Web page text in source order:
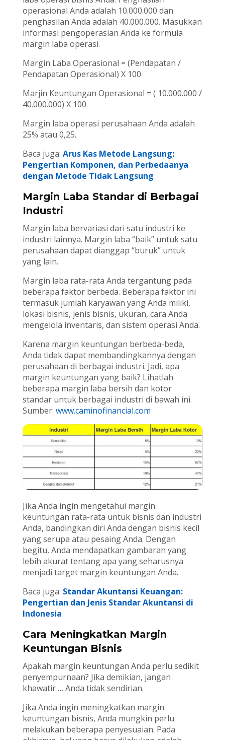
operasional Anda adalah 10.000.000 dan
penghasilan Anda adalah 40.000.000. Masukkan
informasi pengoperasian Anda ke formula
margin laba operasi.
Margin Laba Operasional = (Pendapatan /
Pendapatan Operasional) X 100
Marjin Keuntungan Operasional = ( 10.000.000 /
40.000.000) X 100
Margin laba operasi perusahaan Anda adalah
25% atau 0,25.
Baca juga: Arus Kas Metode Langsung:
Pengertian Komponen, dan Perbedaanya
dengan Metode Tidak Langsung
Margin Laba Standar di Berbagai
Industri
Margin laba bervariasi dari satu industri ke
industri lainnya. Margin laba “baik” untuk satu
perusahaan dapat dianggap “buruk” untuk
yang lain.
Margin laba rata-rata Anda tergantung pada
beberapa faktor berbeda. Beberapa faktor ini
termasuk jumlah karyawan yang Anda miliki,
lokasi bisnis, jenis bisnis, ukuran, cara Anda
mengelola inventaris, dan sistem operasi Anda.
Karena margin keuntungan berbeda-beda,
Anda tidak dapat membandingkannya dengan
perusahaan di berbagai industri. Jadi, apa
margin keuntungan yang baik? Lihatlah
beberapa margin laba bersih dan kotor
standar untuk berbagai industri di bawah ini.
Sumber: www.caminofinancial.com
Jika Anda ingin mengetahui margin
keuntungan rata-rata untuk bisnis dan industri
Anda, bandingkan diri Anda dengan bisnis kecil
yang serupa atau pesaing Anda. Dengan
begitu, Anda mendapatkan gambaran yang
lebih akurat tentang apa yang seharusnya
menjadi target margin keuntungan Anda.
Baca juga: Standar Akuntansi Keuangan:
Pengertian dan Jenis Standar Akuntansi di
Indonesia
Cara Meningkatkan Margin
Keuntungan Bisnis
Apakah margin keuntungan Anda perlu sedikit
penyempurnaan? Jika demikian, jangan
khawatir … Anda tidak sendirian.
Jika Anda ingin meningkatkan margin
keuntungan bisnis, Anda mungkin perlu
melakukan beberapa penyesuaian. Pada